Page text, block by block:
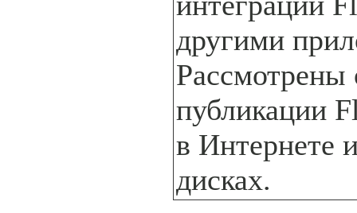
другими
Рассмотрены
публикации
в Интернете
дисках.